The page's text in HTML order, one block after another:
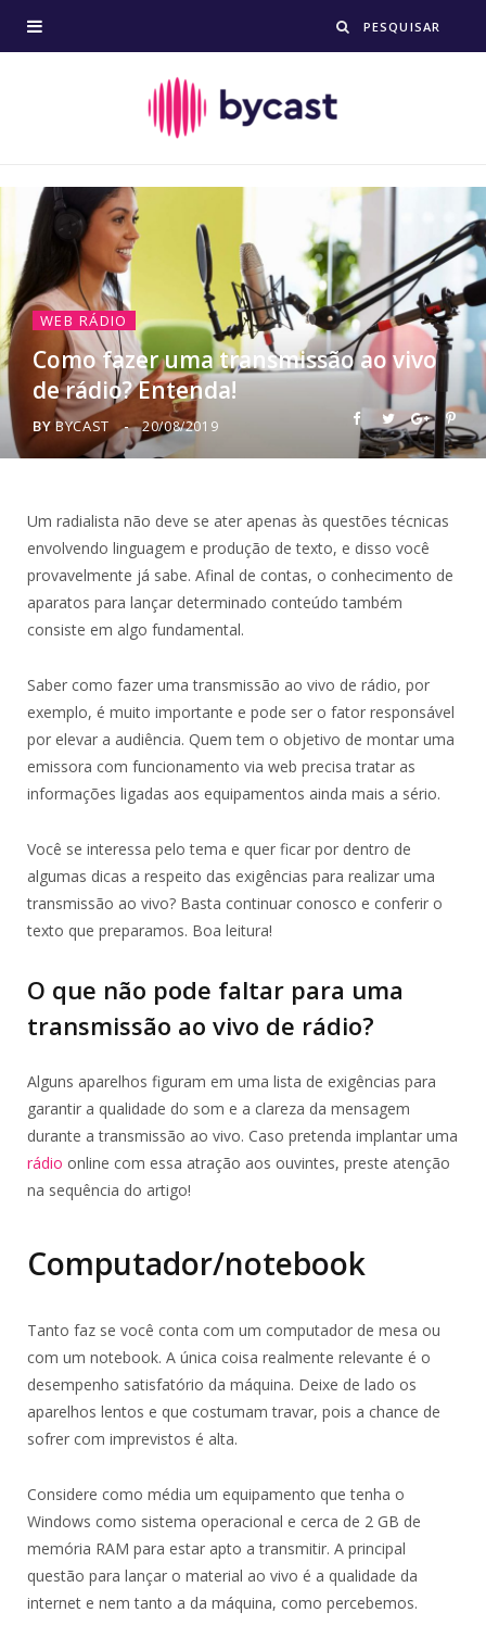
WEB RÁDIO
Como fazer uma transmissão ao vivo
de rádio? Entenda!
BYBYCAST 20/08/2019
Um radialista não deve se ater apenas às questões técnicas
envolvendo linguagem e produção de texto, e disso você
provavelmente já sabe. Afinal de contas, o conhecimento de
aparatos para lançar determinado conteúdo também
consiste em algo fundamental.
Saber como fazer uma transmissão ao vivo de rádio, por
exemplo, é muito importante e pode ser o fator responsável
por elevar a audiência. Quem tem o objetivo de montar uma
emissora com funcionamento via web precisa tratar as
informações ligadas aos equipamentos ainda mais a sério.
Você se interessa pelo tema e quer ficar por dentro de
algumas dicas a respeito das exigências para realizar uma
transmissão ao vivo? Basta continuar conosco e conferir o
texto que preparamos. Boa leitura!
O que não pode faltar para uma
transmissão ao vivo de rádio?
Alguns aparelhos figuram em uma lista de exigências para
garantir a qualidade do som e a clareza da mensagem
durante a transmissão ao vivo. Caso pretenda implantar uma
rádio online com essa atração aos ouvintes, preste atenção
na sequência do artigo!
Computador/notebook
Tanto faz se você conta com um computador de mesa ou
com um notebook. A única coisa realmente relevante é o
desempenho satisfatório da máquina. Deixe de lado os
aparelhos lentos e que costumam travar, pois a chance de
sofrer com imprevistos é alta.
Considere como média um equipamento que tenha o
Windows como sistema operacional e cerca de 2 GB de
memória RAM para estar apto a transmitir. A principal
questão para lançar o material ao vivo é a qualidade da
internet e nem tanto a da máquina, como percebemos.